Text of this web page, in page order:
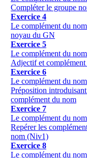
Compléter le groupe
Exercice 4
Le complément du
noyau du GN
Exercice 5
Le complément du
Adjectif et
Exercice 6
Le complément du
Préposition
complément du nom
Exercice 7
Le complément du
Repérer les
nom (Niv1)
Exercice 8
Le complément du